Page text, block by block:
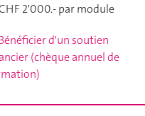
2'000.- par module
d'un soutien
(chèque annuel de